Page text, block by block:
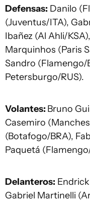
Defensas: Danilo
(Juventus/ITA),
Ibañez (Al Ahli/
Marquinhos (Paris
Sandro (Flamengo/
Petersburgo/RUS).
Volantes: Bruno
Casemiro
(Botafogo/BRA),
Paquetá
Delanteros:
Gabriel Martinelli